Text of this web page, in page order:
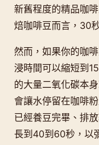
新舊程度的精品咖
焙咖啡豆而言，30
然而，如果你的咖
浸時間可以縮短到
的大量二氧化碳本
會讓水停留在咖啡
已經養豆完畢、排
長到40到60秒，以